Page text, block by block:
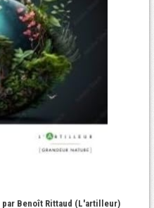
Benoît Rittaud (L'artilleur)